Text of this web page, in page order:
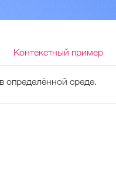
Контекстный пример
определённой среде.